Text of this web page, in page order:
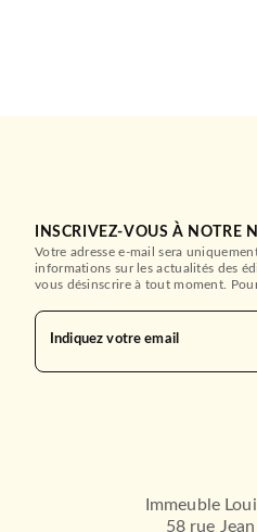
INSCRIVEZ-VOUS À NOTRE
Votre adresse e-mail sera
informations sur les actualités des
vous désinscrire à tout moment.
Indiquez votre email
Immeuble
58 rue